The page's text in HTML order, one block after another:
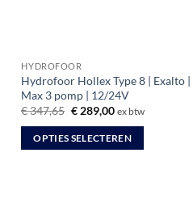
HYDROFOOR
Hydrofoor Hollex Type 8 | Exalto
Max 3 pomp | 12/24V
€347,65 Oorspronkelijke
was:
€ 347,65.
€289,00Huidige
is:
€ 289,00.
ex btw
OPTIES SELECTEREN